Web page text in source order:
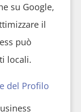
su Google,
il
può
locali.
del Profilo